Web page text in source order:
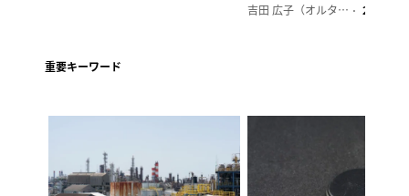
吉田 広子（オルタナ輪番編集長） 2026年6
重要キーワード